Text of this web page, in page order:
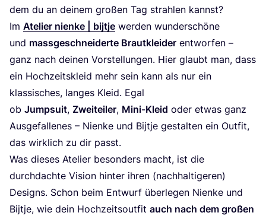
dem du an dei­nem gro­ßen Tag strah­len kannst?
Im Ate­lier nien­ke | bijt­je wer­den wun­der­schö­ne
und mass­ge­schnei­der­te Braut­klei­der ent­wor­fen –
ganz nach dei­nen Vor­stel­lun­gen. Hier glaubt man, dass
ein Hoch­zeits­kleid mehr sein kann als nur ein
klas­si­sches, lan­ges Kleid. Egal
ob Jump­su­it, Zwei­tei­ler, Mini-Kleid oder etwas ganz
Aus­ge­fal­le­nes – Nien­ke und Bijt­je gestal­ten ein Out­fit,
das wirk­lich zu dir passt.
Was die­ses Ate­lier beson­ders macht, ist die
durch­dach­te Visi­on hin­ter ihren (nach­hal­ti­ge­ren)
Designs. Schon beim Ent­wurf über­le­gen Nien­ke und
Bijt­je, wie dein Hoch­zeits­out­fit auch nach dem gro­ßen